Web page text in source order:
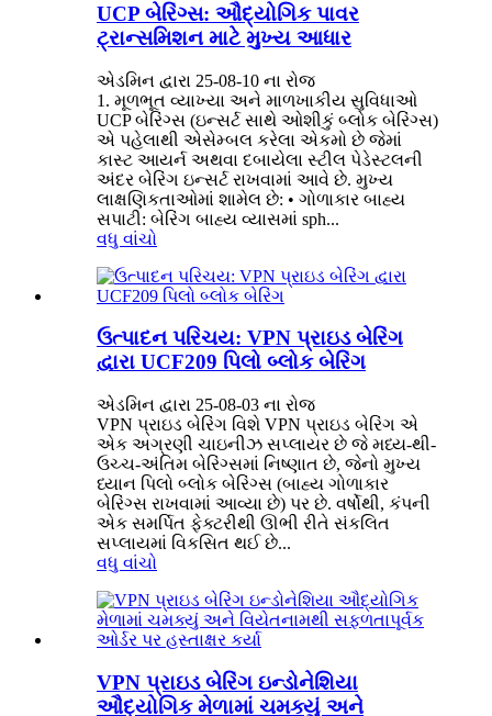
UCP બેરિંગ્સ: ઔદ્યોગિક પાવર
ટ્રાન્સમિશન માટે મુખ્ય આધાર
એડમિન દ્વારા 25-08-10 ના રોજ
1. મૂળભૂત વ્યાખ્યા અને માળખાકીય સુવિધાઓ
UCP બેરિંગ્સ (ઇન્સર્ટ સાથે ઓશીકું બ્લોક બેરિંગ્સ)
એ પહેલાથી એસેમ્બલ કરેલા એકમો છે જેમાં
કાસ્ટ આયર્ન અથવા દબાયેલા સ્ટીલ પેડેસ્ટલની
અંદર બેરિંગ ઇન્સર્ટ રાખવામાં આવે છે. મુખ્ય
લાક્ષણિકતાઓમાં શામેલ છે: • ગોળાકાર બાહ્ય
સપાટી: બેરિંગ બાહ્ય વ્યાસમાં sph...
વધુ વાંચો
ઉત્પાદન પરિચય: VPN પ્રાઇડ બેરિંગ
દ્વારા UCF209 પિલો બ્લોક બેરિંગ
એડમિન દ્વારા 25-08-03 ના રોજ
VPN પ્રાઇડ બેરિંગ વિશે VPN પ્રાઇડ બેરિંગ એ
એક અગ્રણી ચાઇનીઝ સપ્લાયર છે જે મધ્ય-થી-
ઉચ્ચ-અંતિમ બેરિંગ્સમાં નિષ્ણાત છે, જેનો મુખ્ય
ધ્યાન પિલો બ્લોક બેરિંગ્સ (બાહ્ય ગોળાકાર
બેરિંગ્સ રાખવામાં આવ્યા છે) પર છે. વર્ષોથી, કંપની
એક સમર્પિત ફેક્ટરીથી ઊભી રીતે સંકલિત
સપ્લાયમાં વિકસિત થઈ છે...
વધુ વાંચો
VPN પ્રાઇડ બેરિંગ ઇન્ડોનેશિયા
ઔદ્યોગિક મેળામાં ચમક્યું અને